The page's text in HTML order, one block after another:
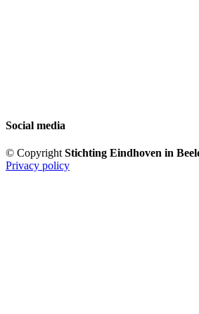
Social media
© Copyright Stichting Eindhoven in
Privacy policy